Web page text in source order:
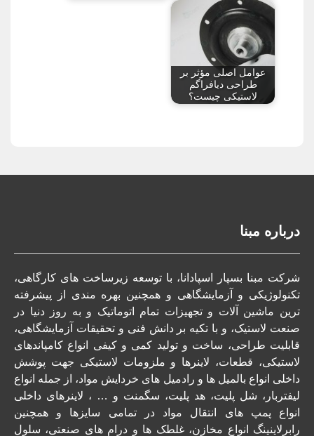
عوامل اصلی مؤثر بر
طراحی دیافراگم
لاستیکی چیست؟
درباره مبنا
شرکت مبنا بسپار اسپادانا، با توسعه زیرساخت های کارگاهی،
تکنولوژیکی و آزمایشگاهی و همچنین بهره مندی از پیشرفته
ترین ماشین آلات و تجهیزات تمام اتوماتیک و به روز دنیا در
صنعت لاستیک، و با تکیه بر دانش فنی و تحقیقات آزمایشگاهی،
قابلیت طراحی، ساخت و تولید کمی و کیفی انواع کامپاندهای
لاستیکی، قطعات، لاینرها و ملزومات لاستیکی جهت پوشش
داخلی انواع بالمیل ها و رادمیل های خردایش مواد، از جمله انواع
لیفتربار، شل پلیت، هد پلیت، سگمنت و … ، لاینرهای داخلی
انواع پمپ های انتقال مواد در تمامی سایزها و همچنین
رابرلاینینگ انواع مخازن، غلطک ها و درام های صنعتی، سلول